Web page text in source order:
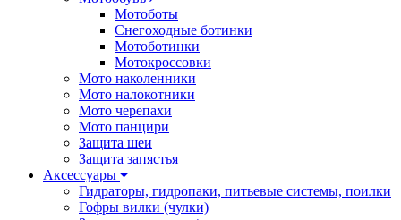
Мотоботы
Снегоходные ботинки
Мотоботинки
Мотокроссовки
Мото наколенники
Мото налокотники
Мото черепахи
Мото панцири
Защита шеи
Защита запястья
Аксессуары
Гидраторы, гидропаки, питьевые системы, поилки
Гофры вилки (чулки)